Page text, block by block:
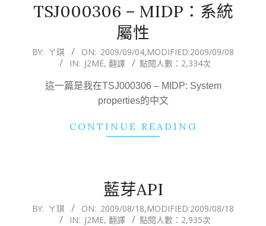
TSJ000306 – MIDP：系統
屬性
2009-
BY: ㄚ琪 ON: 2009/09/04,MODIFIED:2009/09/08
IN: J2ME, 翻譯 點閱人數：2,334次
這一篇是我在TSJ000306 – MIDP: System
properties的中文
CONTINUE READING
藍芽API
2009-
BY: ㄚ琪 ON: 2009/08/18,MODIFIED:2009/08/18
IN: J2ME, 翻譯 點閱人數：2,935次